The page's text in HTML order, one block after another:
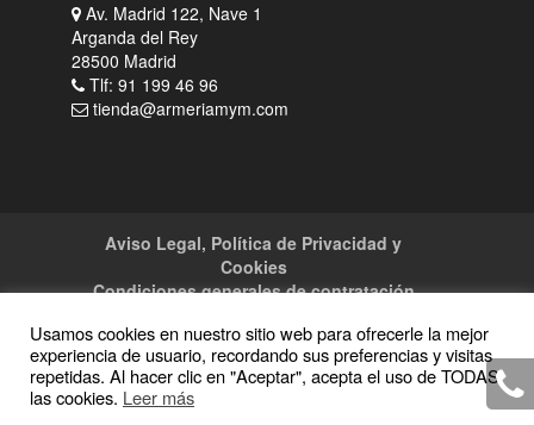
Av. Madrid 122, Nave 1
Arganda del Rey
28500 Madrid
Tlf: 91 199 46 96
tienda@armeriamym.com
Aviso Legal, Política de Privacidad y
Cookies
Condiciones generales de contratación
Usamos cookies en nuestro sitio web para ofrecerle la mejor
experiencia de usuario, recordando sus preferencias y visitas
repetidas. Al hacer clic en "Aceptar", acepta el uso de TODAS
las cookies. Leer más